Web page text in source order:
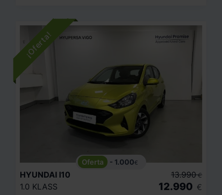
- 1.000€
HYUNDAI I10
1.0 KLASS
13.990 €
12.990 €